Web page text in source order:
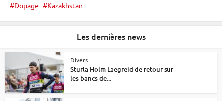
Dopage Kazakhstan
Les dernières news
Divers
Sturla Holm Laegreid de retour sur
les bancs de...